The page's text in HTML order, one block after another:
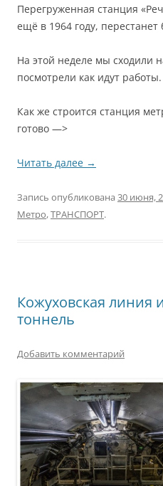
Перегруженная станция
ещё в 1964 году,
На этой неделе мы сходили
посмотрели как идут работы.
Как же строится станция
готово —>
Читать далее →
Запись опубликована 30 июня,
Метро,ТРАНСПОРТ.
Кожуховская
тоннель
Добавить комментарий